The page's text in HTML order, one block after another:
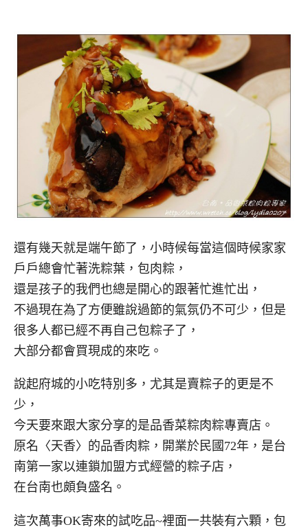
還有幾天就是端午節了，小時候每當這個時候家家
戶戶總會忙著洗粽葉，包肉粽，
還是孩子的我們也總是開心的跟著忙進忙出，
不過現在為了方便雖說過節的氣氛仍不可少，但是
很多人都已經不再自己包粽子了，
大部分都會買現成的來吃。
說起府城的小吃特別多，尤其是賣粽子的更是不
少，
今天要來跟大家分享的是品香菜粽肉粽專賣店。
原名〈天香〉的品香肉粽，開業於民國72年，是台
南第一家以連鎖加盟方式經營的粽子店，
在台南也頗負盛名。
這次萬事OK寄來的試吃品~裡面一共裝有六顆，包